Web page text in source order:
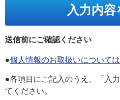
送信前にご確認ください
●個人情報のお取扱いについて
●各項目にご記入のうえ、「入
てください。